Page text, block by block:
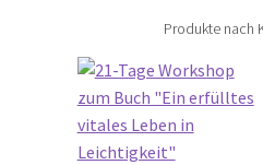
Produkte nach